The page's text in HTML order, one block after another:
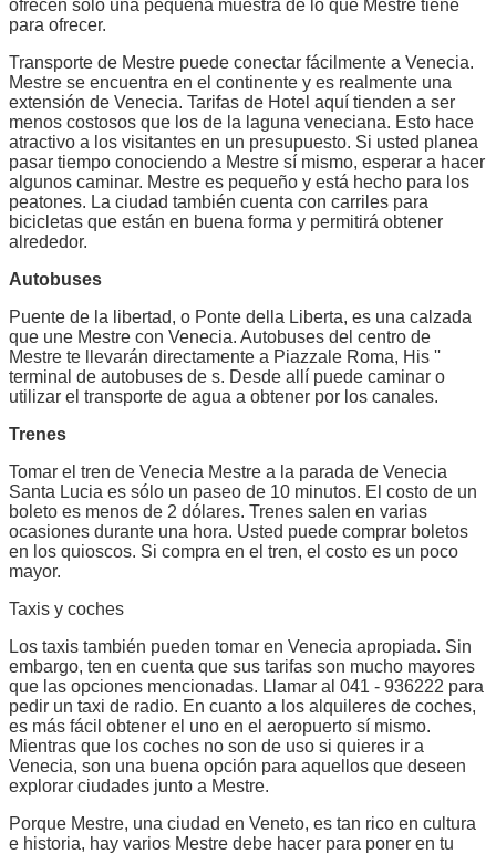
ofrecen sólo una pequeña muestra de lo que Mestre tiene
para ofrecer.
Transporte de Mestre puede conectar fácilmente a Venecia.
Mestre se encuentra en el continente y es realmente una
extensión de Venecia. Tarifas de Hotel aquí tienden a ser
menos costosos que los de la laguna veneciana. Esto hace
atractivo a los visitantes en un presupuesto. Si usted planea
pasar tiempo conociendo a Mestre sí mismo, esperar a hacer
algunos caminar. Mestre es pequeño y está hecho para los
peatones. La ciudad también cuenta con carriles para
bicicletas que están en buena forma y permitirá obtener
alrededor.
Autobuses
Puente de la libertad, o Ponte della Liberta, es una calzada
que une Mestre con Venecia. Autobuses del centro de
Mestre te llevarán directamente a Piazzale Roma, His ''
terminal de autobuses de s. Desde allí puede caminar o
utilizar el transporte de agua a obtener por los canales.
Trenes
Tomar el tren de Venecia Mestre a la parada de Venecia
Santa Lucia es sólo un paseo de 10 minutos. El costo de un
boleto es menos de 2 dólares. Trenes salen en varias
ocasiones durante una hora. Usted puede comprar boletos
en los quioscos. Si compra en el tren, el costo es un poco
mayor.
Taxis y coches
Los taxis también pueden tomar en Venecia apropiada. Sin
embargo, ten en cuenta que sus tarifas son mucho mayores
que las opciones mencionadas. Llamar al 041 - 936222 para
pedir un taxi de radio. En cuanto a los alquileres de coches,
es más fácil obtener el uno en el aeropuerto sí mismo.
Mientras que los coches no son de uso si quieres ir a
Venecia, son una buena opción para aquellos que deseen
explorar ciudades junto a Mestre.
Porque Mestre, una ciudad en Veneto, es tan rico en cultura
e historia, hay varios Mestre debe hacer para poner en tu